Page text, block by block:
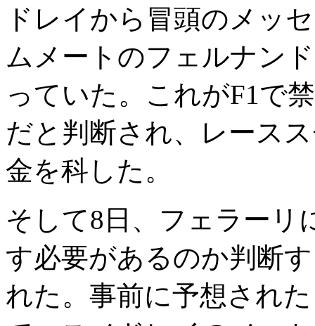
ドレイから冒頭のメッ
ムメートのフェルナン
っていた。これがF1で
だと判断され、レース
金を科した。
そして8日、フェラーリ
す必要があるのか判断
れた。事前に予想され